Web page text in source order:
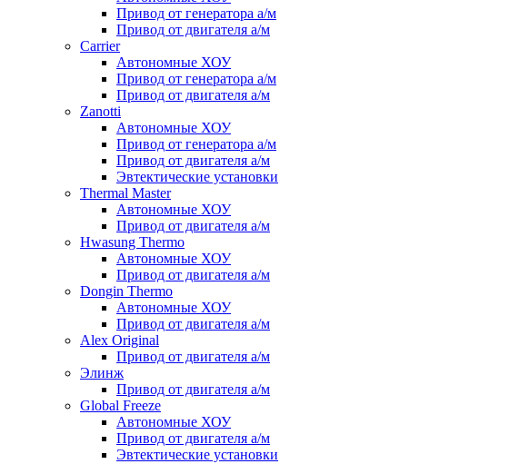
Привод от генератора а/м
Привод от двигателя а/м
Carrier
Автономные ХОУ
Привод от генератора а/м
Привод от двигателя а/м
Zanotti
Автономные ХОУ
Привод от генератора а/м
Привод от двигателя а/м
Эвтектические установки
Thermal Master
Автономные ХОУ
Привод от двигателя а/м
Hwasung Thermo
Автономные ХОУ
Привод от двигателя а/м
Dongin Thermo
Автономные ХОУ
Привод от двигателя а/м
Alex Original
Привод от двигателя а/м
Элинж
Привод от двигателя а/м
Global Freeze
Автономные ХОУ
Привод от двигателя а/м
Эвтектические установки